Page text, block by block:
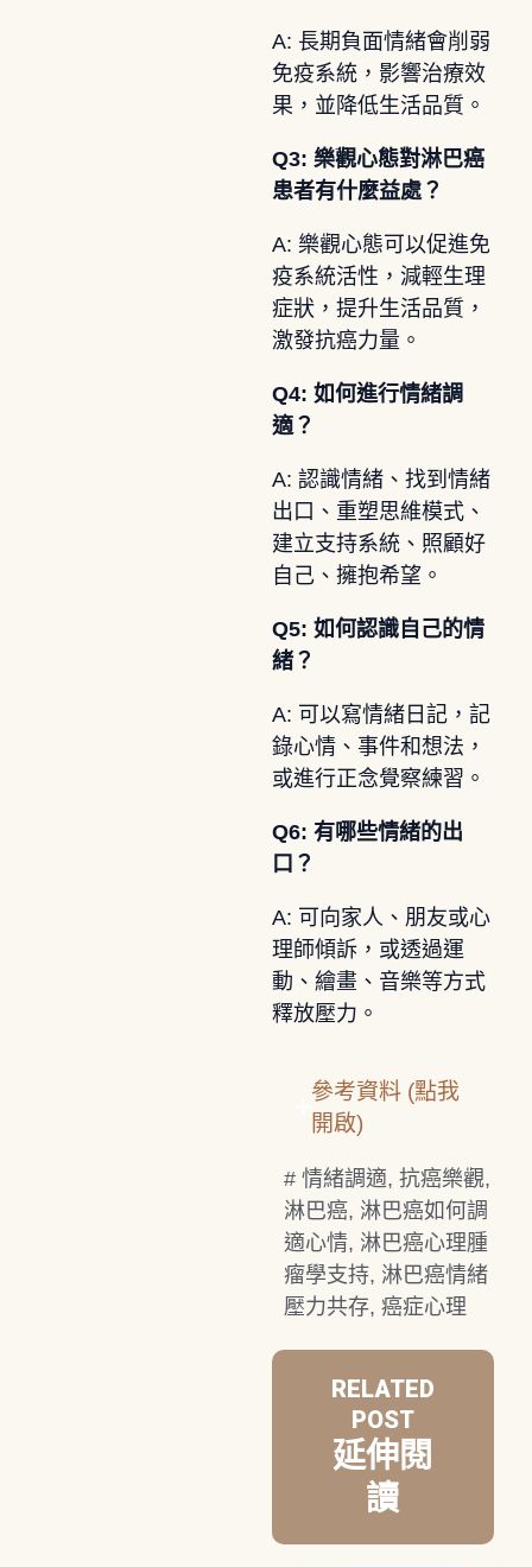
A: 長期負面情緒會削弱
免疫系統，影響治療效
果，並降低生活品質。
Q3: 樂觀心態對淋巴癌
患者有什麼益處？
A: 樂觀心態可以促進免
疫系統活性，減輕生理
症狀，提升生活品質，
激發抗癌力量。
Q4: 如何進行情緒調
適？
A: 認識情緒、找到情緒
出口、重塑思維模式、
建立支持系統、照顧好
自己、擁抱希望。
Q5: 如何認識自己的情
緒？
A: 可以寫情緒日記，記
錄心情、事件和想法，
或進行正念覺察練習。
Q6: 有哪些情緒的出
口？
A: 可向家人、朋友或心
理師傾訴，或透過運
動、繪畫、音樂等方式
釋放壓力。
參考資料 (點我
開啟)
# 情緒調適, 抗癌樂觀,
淋巴癌, 淋巴癌如何調
適心情, 淋巴癌心理腫
瘤學支持, 淋巴癌情緒
壓力共存, 癌症心理
RELATED
POST
延伸閱
讀